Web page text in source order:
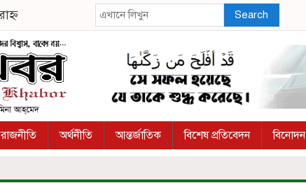
Search
রাজনীতি অর্থনীতি আন্তর্জাতিক বিশেষ প্রতিবেদন বিনোদন